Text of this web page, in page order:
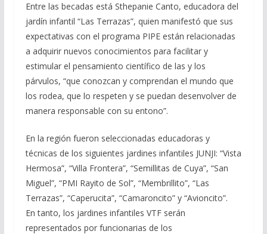
Entre las becadas está Sthepanie Canto, educadora del
jardín infantil “Las Terrazas”, quien manifestó que sus
expectativas con el programa PIPE están relacionadas
a adquirir nuevos conocimientos para facilitar y
estimular el pensamiento científico de las y los
párvulos, “que conozcan y comprendan el mundo que
los rodea, que lo respeten y se puedan desenvolver de
manera responsable con su entono”.
En la región fueron seleccionadas educadoras y
técnicas de los siguientes jardines infantiles JUNJI: “Vista
Hermosa”, “Villa Frontera”, “Semillitas de Cuya”, “San
Miguel”, “PMI Rayito de Sol”, “Membrillito”, “Las
Terrazas”, “Caperucita”, “Camaroncito” y “Avioncito”.
En tanto, los jardines infantiles VTF serán
representados por funcionarias de los